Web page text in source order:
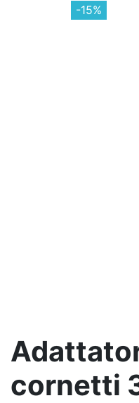
-15%
cornetti